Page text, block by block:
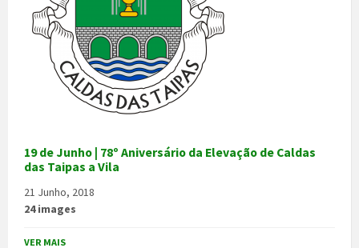
19 de Junho | 78º Aniversário da Elevação de Caldas
das Taipas a Vila
21 Junho, 2018
24 images
VER MAIS